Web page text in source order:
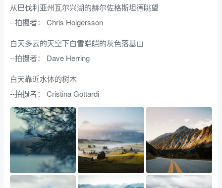
从巴伐利亚州瓦尔兴湖的赫尔佐格斯坦德眺望
--拍摄者： Chris Holgersson
白天多云的天空下白雪皑皑的灰色落基山
--拍摄者： Dave Herring
白天靠近水体的树木
--拍摄者： Cristina Gottardi